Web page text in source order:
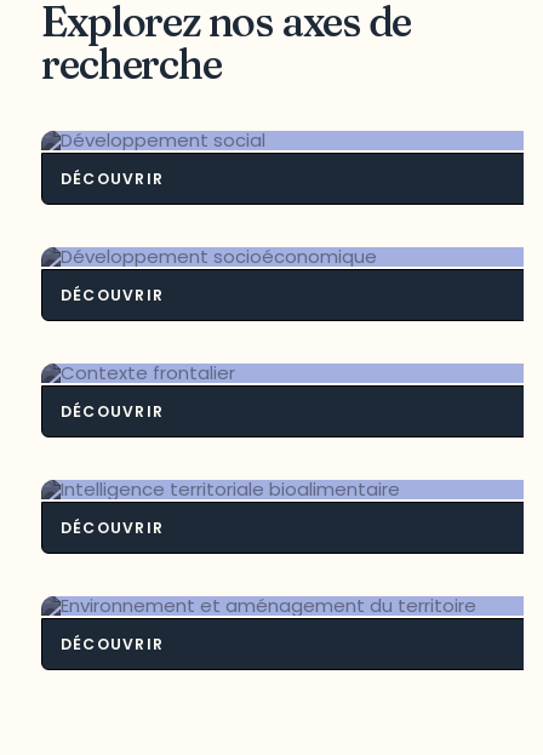
Explorez nos axes de
recherche
DÉCOUVRIR
DÉCOUVRIR
DÉCOUVRIR
DÉCOUVRIR
DÉCOUVRIR